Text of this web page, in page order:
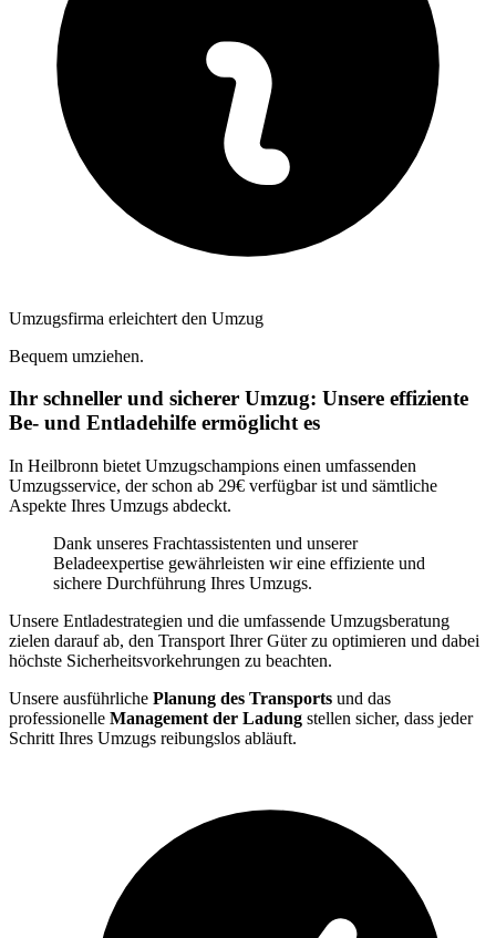
Umzugsfirma erleichtert den Umzug
Bequem umziehen.
Ihr schneller und sicherer Umzug: Unsere effiziente
Be- und Entladehilfe ermöglicht es
In Heilbronn bietet Umzugschampions einen umfassenden
Umzugsservice, der schon ab 29€ verfügbar ist und sämtliche
Aspekte Ihres Umzugs abdeckt.
Dank unseres Frachtassistenten und unserer
Beladeexpertise gewährleisten wir eine effiziente und
sichere Durchführung Ihres Umzugs.
Unsere Entladestrategien und die umfassende Umzugsberatung
zielen darauf ab, den Transport Ihrer Güter zu optimieren und dabei
höchste Sicherheitsvorkehrungen zu beachten.
Unsere ausführliche Planung des Transports und das
professionelle Management der Ladung stellen sicher, dass jeder
Schritt Ihres Umzugs reibungslos abläuft.